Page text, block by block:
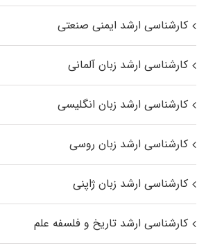
کارشناسی ارشد ایمنی صنعتی
کارشناسی ارشد زبان آلمانی
کارشناسی ارشد زبان انگلیسی
کارشناسی ارشد زبان روسی
کارشناسی ارشد زبان ژاپنی
کارشناسی ارشد تاریخ و فلسفه علم